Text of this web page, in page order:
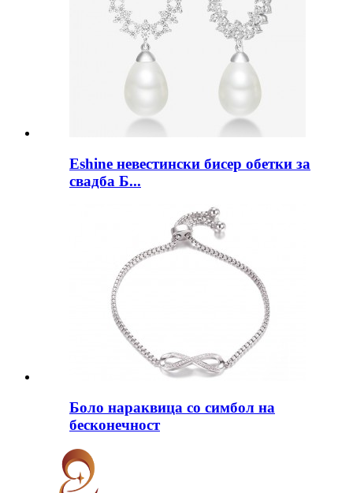
Eshine невестински бисер обетки за
свадба Б...
Боло нараквица со симбол на
бесконечност